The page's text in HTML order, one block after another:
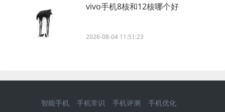
vivo手机8核和12核哪个好
2026-08-04 11:51:23
智能手机 手机常识 手机评测 手机优化